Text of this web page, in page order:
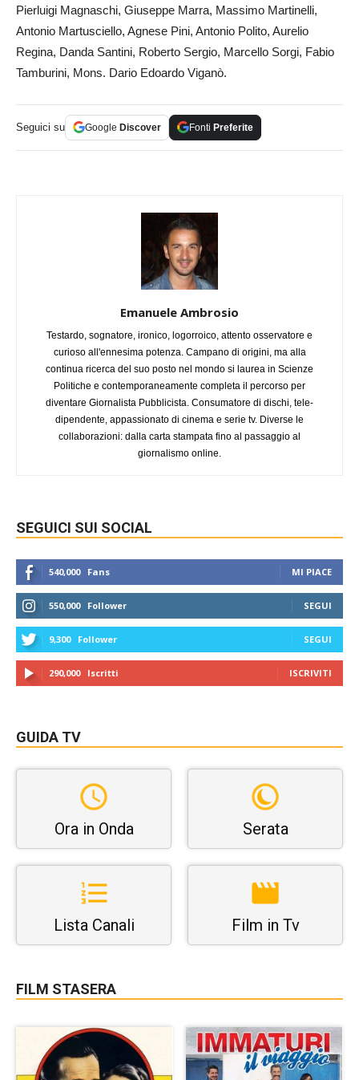
Pierluigi Magnaschi, Giuseppe Marra, Massimo Martinelli,
Antonio Martusciello, Agnese Pini, Antonio Polito, Aurelio
Regina, Danda Santini, Roberto Sergio, Marcello Sorgi, Fabio
Tamburini, Mons. Dario Edoardo Viganò.
Seguici su Google Discover Fonti Preferite
Emanuele Ambrosio
Testardo, sognatore, ironico, logorroico, attento osservatore e
curioso all'ennesima potenza. Campano di origini, ma alla
continua ricerca del suo posto nel mondo si laurea in Scienze
Politiche e contemporaneamente completa il percorso per
diventare Giornalista Pubblicista. Consumatore di dischi, tele-
dipendente, appassionato di cinema e serie tv. Diverse le
collaborazioni: dalla carta stampata fino al passaggio al
giornalismo online.
SEGUICI SUI SOCIAL
540,000 Fans MI PIACE
550,000 Follower SEGUI
9,300 Follower SEGUI
290,000 Iscritti ISCRIVITI
GUIDA TV
Ora in Onda Serata
Lista Canali Film in Tv
FILM STASERA